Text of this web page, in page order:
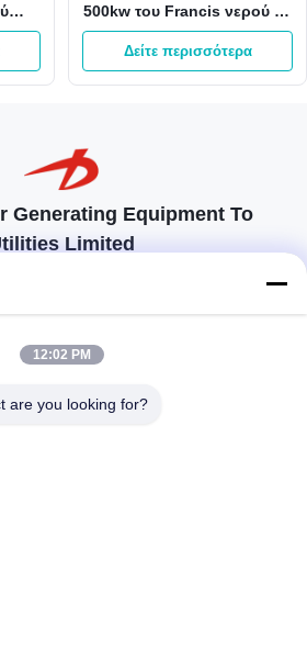
500kw του Francis νερού με
το δρομέα ανοξείδωτου
Δείτε περισσότερα
Generating Equipment To
Limited
να ανταποκρίνονται στις απαιτήσεις των
28-37561966-8:00
12:02 PM
are you looking for?